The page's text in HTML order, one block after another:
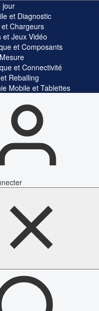
jour
et Diagnostic
Chargeurs
et Jeux Vidéo
et Composants
et Connectivité
Reballing
Mobile et Tablettes